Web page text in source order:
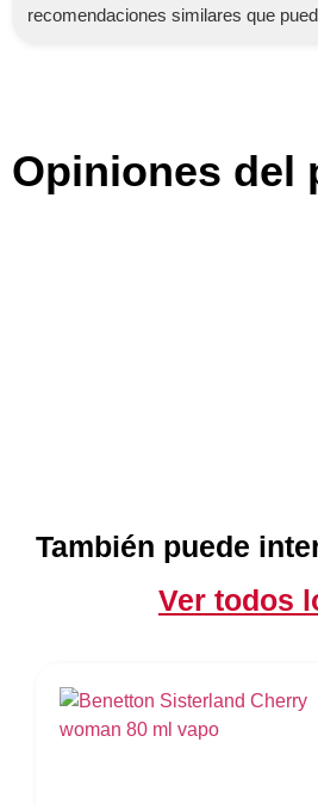
recomendaciones similares que
Opiniones del
También puede
Ver todos